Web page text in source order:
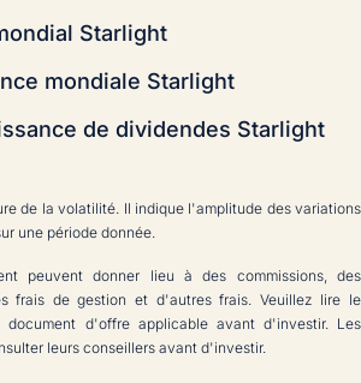
Starlight
mondiale Starlight
de dividendes Starlight
de la volatilité. Il indique l'amplitude des variations
une période donnée.
peuvent donner lieu à des commissions, des
frais de gestion et d'autres frais. Veuillez lire le
document d'offre applicable avant d'investir. Les
leurs conseillers avant d'investir.